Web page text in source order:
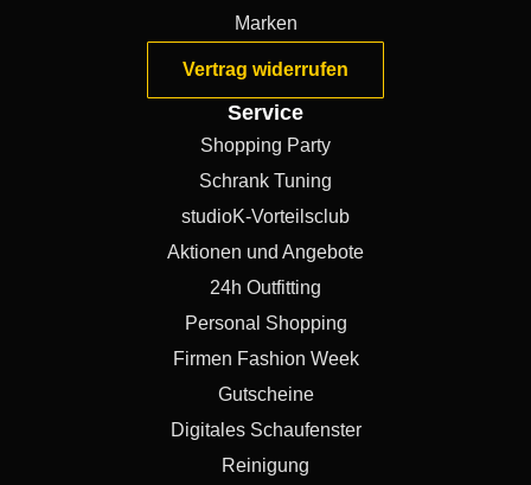
Marken
Vertrag widerrufen
Service
Shopping Party
Schrank Tuning
studioK-Vorteilsclub
Aktionen und Angebote
24h Outfitting
Personal Shopping
Firmen Fashion Week
Gutscheine
Digitales Schaufenster
Reinigung